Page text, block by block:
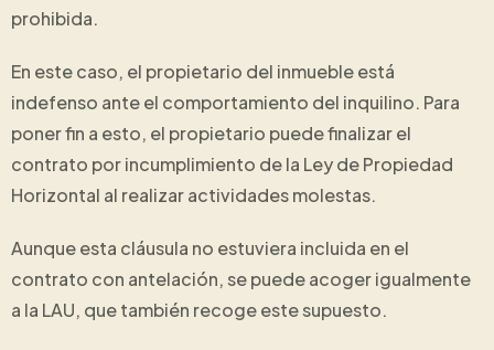
prohibida.
En este caso, el propietario del inmueble está
indefenso ante el comportamiento del inquilino. Para
poner fin a esto, el propietario puede finalizar el
contrato por incumplimiento de la Ley de Propiedad
Horizontal al realizar actividades molestas.
Aunque esta cláusula no estuviera incluida en el
contrato con antelación, se puede acoger igualmente
a la LAU, que también recoge este supuesto.